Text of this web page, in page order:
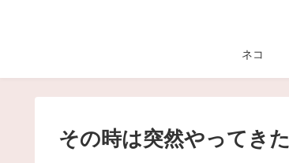
ネコ
その時は突然やってきた